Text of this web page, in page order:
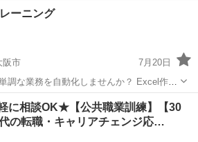
ーニング
阪市
7月20日
調な業務を自動化しませんか？ Excel作業
無駄・迷う無駄・繰り返す無駄・待つ無
VBA機能を使用して改善します。 自身の
珈琲
に相談OK★【公共職業訓練】【30
の転職・キャリアチェンジ応…